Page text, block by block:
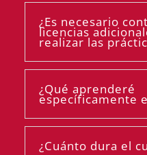
¿Es necesario
licencias
realizar las
¿Qué aprenderé
específicamente
¿Cuánto dura el